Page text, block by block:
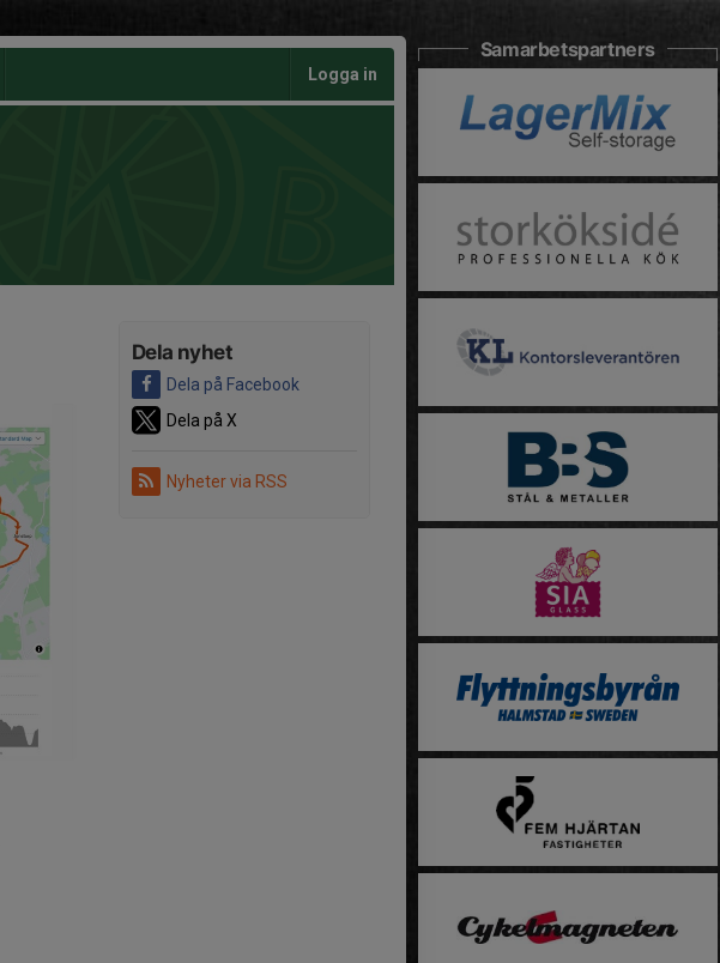
Logga in
Dela nyhet
Dela på Facebook
Dela på X
Nyheter via RSS
Samarbetspartners